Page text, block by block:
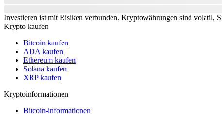
Investieren ist mit Risiken verbunden. Kryptowährungen sind volatil,
Krypto kaufen
Bitcoin kaufen
ADA kaufen
Ethereum kaufen
Solana kaufen
XRP kaufen
Kryptoinformationen
Bitcoin-informationen